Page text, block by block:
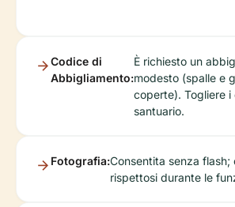
Codice di
Abbigliamento:
È richiesto un
modesto (spalle e
coperte). Togliere i
santuario.
Fotografia:Consentita senza flash;
rispettosi durante le